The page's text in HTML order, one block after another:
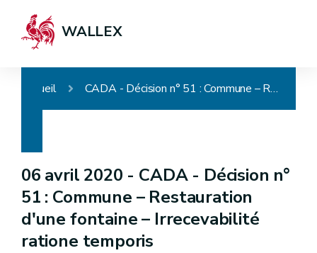
WALLEX
Accueil CADA - Décision n° 51 : Commune – Restauration d'une fontaine – Irrecevabilité ratione temporis
06 avril 2020 - CADA - Décision n°
51 : Commune – Restauration
d'une fontaine – Irrecevabilité
ratione temporis